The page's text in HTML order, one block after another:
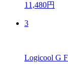
11,480円
3
Logicool G